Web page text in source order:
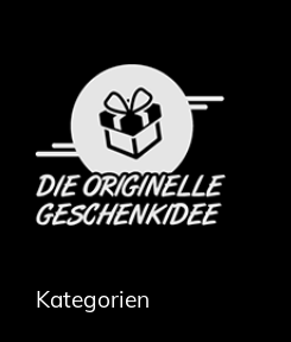
Kategorien